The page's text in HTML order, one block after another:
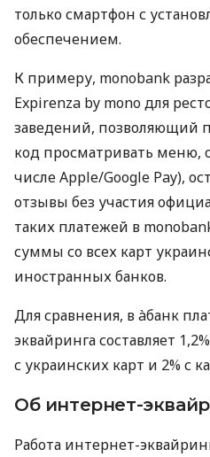
только смартфон с
обеспечением.
К примеру, monobank
Expirenza by mono для
заведений, позволяющий
код просматривать меню,
числе Apple/Google Pay),
отзывы без участия
таких платежей в
суммы со всех карт
иностранных банков.
Для сравнения, в àбанк
эквайринга составляет
с украинских карт и 2% с
Об интернет-
Работа интернет-